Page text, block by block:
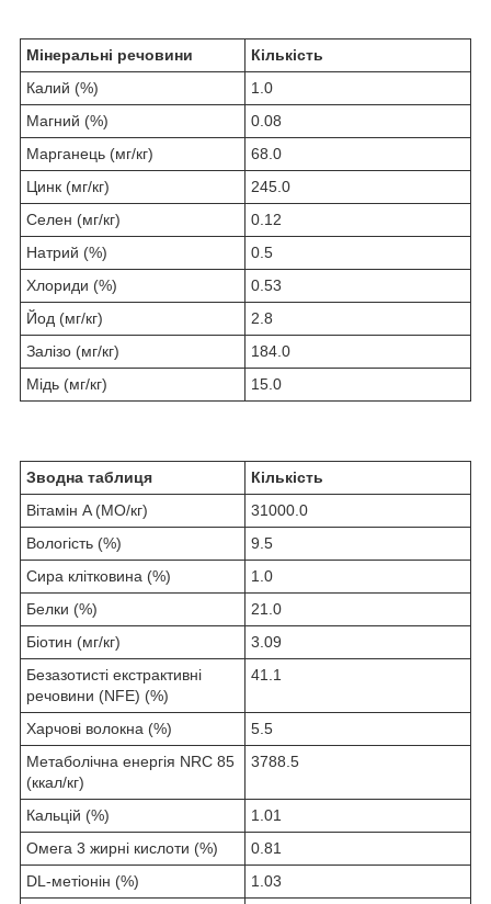
Мінеральні речовини
Кількість
Калий (%)
1.0
Магний (%)
0.08
Марганець (мг/кг)
68.0
Цинк (мг/кг)
245.0
Ceлeн (мг/кг)
0.12
Натрий (%)
0.5
Хлориди (%)
0.53
Йод (мг/кг)
2.8
Залізо (мг/кг)
184.0
Мідь (мг/кг)
15.0
Зводна таблиця
Кількість
Вітамін A (МО/кг)
31000.0
Вологість (%)
9.5
Сира клітковина (%)
1.0
Белки (%)
21.0
Біотин (мг/кг)
3.09
Безазотисті екстрактивні
речовини (NFE) (%)
41.1
Харчові волокна (%)
5.5
Метаболічна енергія NRC 85
(ккал/кг)
3788.5
Кальцій (%)
1.01
Омега 3 жирні кислоти (%)
0.81
DL-метіонін (%)
1.03